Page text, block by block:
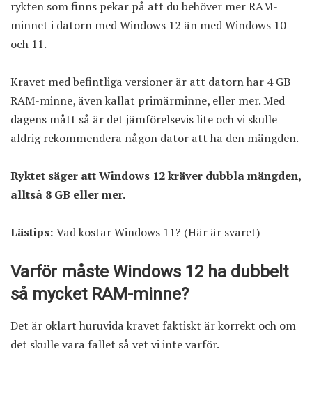
rykten som finns pekar på att du behöver mer RAM-
minnet i datorn med Windows 12 än med Windows 10
och 11.
Kravet med befintliga versioner är att datorn har 4 GB
RAM-minne, även kallat primärminne, eller mer. Med
dagens mått så är det jämförelsevis lite och vi skulle
aldrig rekommendera någon dator att ha den mängden.
Ryktet säger att Windows 12 kräver dubbla mängden,
alltså 8 GB eller mer.
Lästips: Vad kostar Windows 11? (Här är svaret)
Varför måste Windows 12 ha dubbelt
så mycket RAM-minne?
Det är oklart huruvida kravet faktiskt är korrekt och om
det skulle vara fallet så vet vi inte varför.